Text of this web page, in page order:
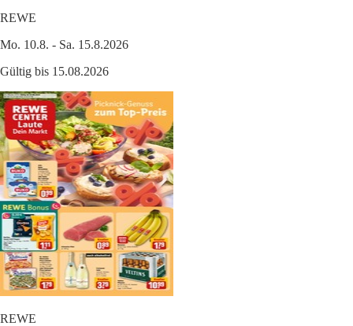
REWE
Mo. 10.8. - Sa. 15.8.2026
Gültig bis 15.08.2026
REWE